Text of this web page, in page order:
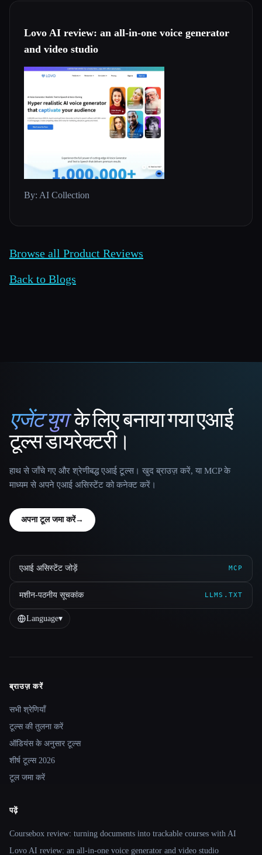
Lovo AI review: an all-in-one voice generator
and video studio
By: AI Collection
Browse all Product Reviews
Back to Blogs
That AI Collection
एजेंट युगके लिए बनाया गया एआई
टूल्स डायरेक्टरी।
हाथ से जाँचे गए और श्रेणीबद्ध एआई टूल्स। खुद ब्राउज़ करें, या MCP के
माध्यम से अपने एआई असिस्टेंट को कनेक्ट करें।
अपना टूल जमा करें→
एआई असिस्टेंट जोड़ें MCP
मशीन-पठनीय सूचकांक LLMS.TXT
Language▾
Site navigation
ब्राउज़ करें
सभी श्रेणियाँ
टूल्स की तुलना करें
ऑडियंस के अनुसार टूल्स
शीर्ष टूल्स 2026
टूल जमा करें
पढ़ें
Coursebox review: turning documents into trackable courses with AI
Lovo AI review: an all-in-one voice generator and video studio